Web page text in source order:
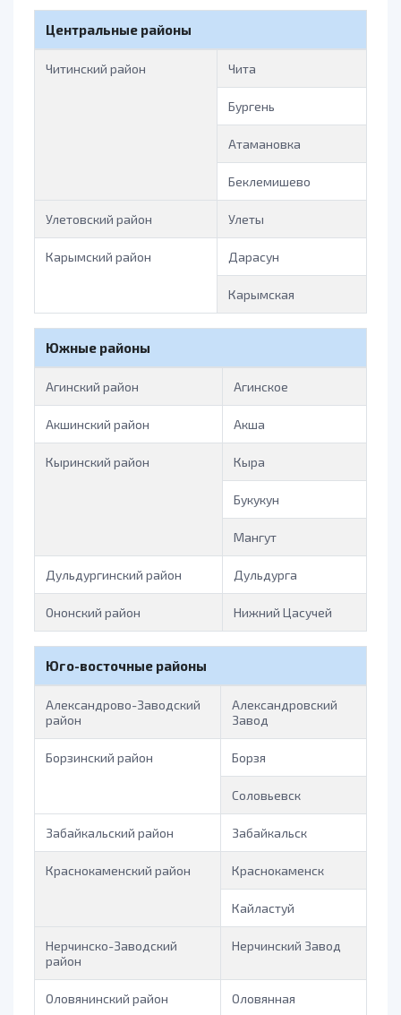
Центральные районы
Читинский район Чита
Бургень
Атамановка
Беклемишево
Улетовский район Улеты
Карымский район Дарасун
Карымская
Южные районы
Агинский район Агинское
Акшинский район Акша
Кыринский район Кыра
Букукун
Мангут
Дульдургинский район Дульдурга
Ононский район Нижний Цасучей
Юго-восточные районы
Александрово-Заводский
район
Александровский
Завод
Борзинский район Борзя
Соловьевск
Забайкальский район Забайкальск
Краснокаменский район Краснокаменск
Кайластуй
Нерчинско-Заводский
район
Нерчинский Завод
Оловянинский район Оловянная